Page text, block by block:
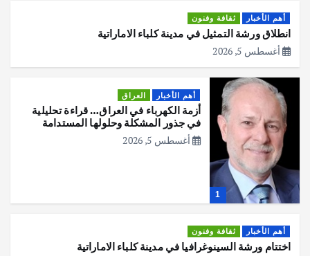
أهم الأخبار ثقافة وفنون
انطلاق ورشة التمثيل في مدينة كلباء الاماراتية
أغسطس 5, 2026
1
أهم الأخبار العراق
أزمة الكهرباء في العراق… قراءة تحليلية
في جذور المشكلة وحلولها المستدامة
أغسطس 5, 2026
أهم الأخبار ثقافة وفنون
اختتام ورشة السينوغرافيا في مدينة كلباء الاماراتية